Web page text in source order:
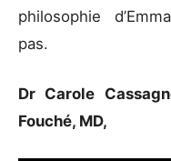
philosophie
pas.
Dr Carole
Fouché, MD,